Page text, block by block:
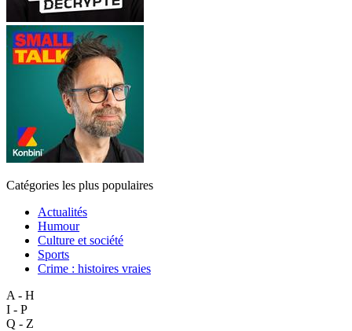
Catégories les plus populaires
Actualités
Humour
Culture et société
Sports
Crime : histoires vraies
A - H
I - P
Q - Z